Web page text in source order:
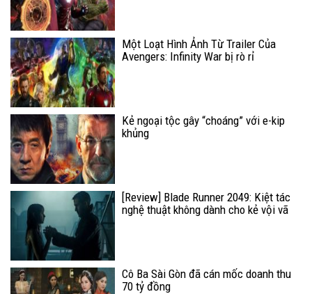
Một Loạt Hình Ảnh Từ Trailer Của
Avengers: Infinity War bị rò rỉ
Kẻ ngoại tộc gây “choáng” với e-kip
khủng
[Review] Blade Runner 2049: Kiệt tác
nghệ thuật không dành cho kẻ vội vã
Cô Ba Sài Gòn đã cán mốc doanh thu
70 tỷ đồng